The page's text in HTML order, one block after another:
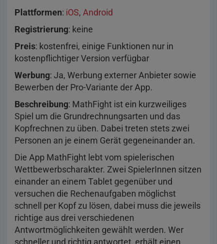
Plattformen: iOS, Android
Registrierung: keine
Preis: kostenfrei, einige Funktionen nur in
kostenpflichtiger Version verfügbar
Werbung: Ja, Werbung externer Anbieter sowie
Bewerben der Pro-Variante der App.
Beschreibung: MathFight ist ein kurzweiliges
Spiel um die Grundrechnungsarten und das
Kopfrechnen zu üben. Dabei treten stets zwei
Personen an je einem Gerät gegeneinander an.
Die App MathFight lebt vom spielerischen
Wettbewerbscharakter. Zwei SpielerInnen sitzen
einander an einem Tablet gegenüber und
versuchen die Rechenaufgaben möglichst
schnell per Kopf zu lösen, dabei muss die jeweils
richtige aus drei verschiedenen
Antwortmöglichkeiten gewählt werden. Wer